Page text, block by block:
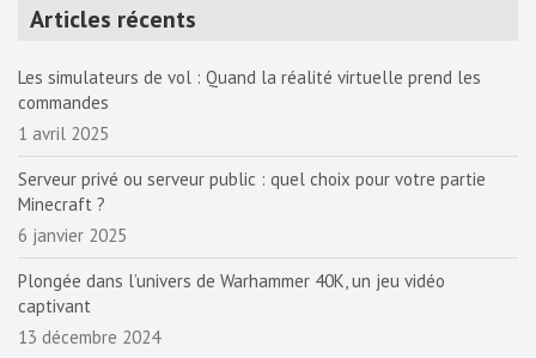
Articles récents
Les simulateurs de vol : Quand la réalité virtuelle prend les
commandes
1 avril 2025
Serveur privé ou serveur public : quel choix pour votre partie
Minecraft ?
6 janvier 2025
Plongée dans l’univers de Warhammer 40K, un jeu vidéo
captivant
13 décembre 2024